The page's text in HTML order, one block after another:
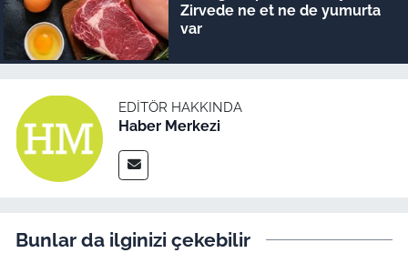
Zirvede ne et ne de yumurta
var
EDITÖR HAKKINDA
Haber Merkezi
Bunlar da ilginizi çekebilir